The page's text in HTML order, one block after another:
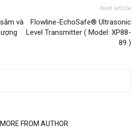
và
Next article
Flowline-EchoSafe® Ultrasonic
Level Transmitter ( Model: XP88-
89 )
MORE FROM AUTHOR